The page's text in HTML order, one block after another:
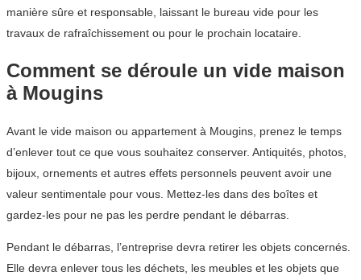
manière sûre et responsable, laissant le bureau vide pour les
travaux de rafraîchissement ou pour le prochain locataire.
Comment se déroule un vide maison
à Mougins
Avant le vide maison ou appartement à Mougins, prenez le temps
d’enlever tout ce que vous souhaitez conserver. Antiquités, photos,
bijoux, ornements et autres effets personnels peuvent avoir une
valeur sentimentale pour vous. Mettez-les dans des boîtes et
gardez-les pour ne pas les perdre pendant le débarras.
Pendant le débarras, l’entreprise devra retirer les objets concernés.
Elle devra enlever tous les déchets, les meubles et les objets que